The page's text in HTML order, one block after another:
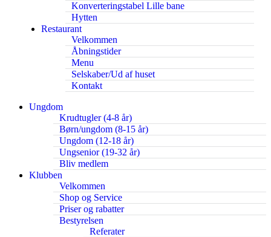
Konverteringstabel Lille bane
Hytten
Restaurant
Velkommen
Åbningstider
Menu
Selskaber/Ud af huset
Kontakt
Ungdom
Krudtugler (4-8 år)
Børn/ungdom (8-15 år)
Ungdom (12-18 år)
Ungsenior (19-32 år)
Bliv medlem
Klubben
Velkommen
Shop og Service
Priser og rabatter
Bestyrelsen
Referater